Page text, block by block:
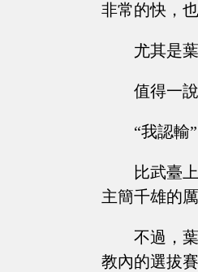
非常的快，
尤其是
值得一
“我認輸”
比武臺
主簡千雄的
不過，
教內的選拔